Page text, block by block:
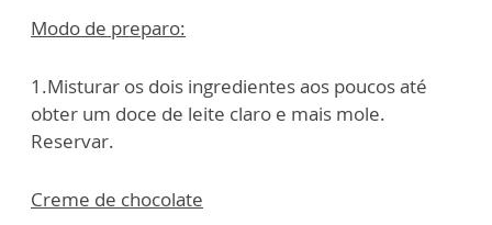
Modo de preparo:
1.Misturar os dois ingredientes aos poucos até
obter um doce de leite claro e mais mole.
Reservar.
Creme de chocolate